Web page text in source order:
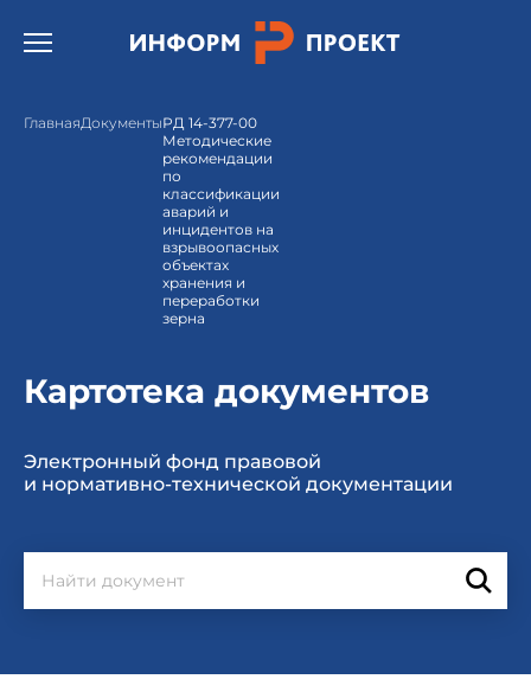
Открыть бургер меню.
ГлавнаяДокументыРД 14-377-00
Методические
рекомендации
по
классификации
аварий и
инцидентов на
взрывоопасных
объектах
хранения и
переработки
зерна
Картотека документов
Электронный фонд правовой
и нормативно-технической документации